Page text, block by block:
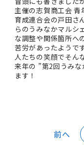
主催の志賀商工会 青
育成連合会の戸田さ
らのうみなかマルシ
な調整や関係箇所へ
苦労があったようで
人たちの笑顔でそん
来年の ”第2回うみ
ます！
前へ